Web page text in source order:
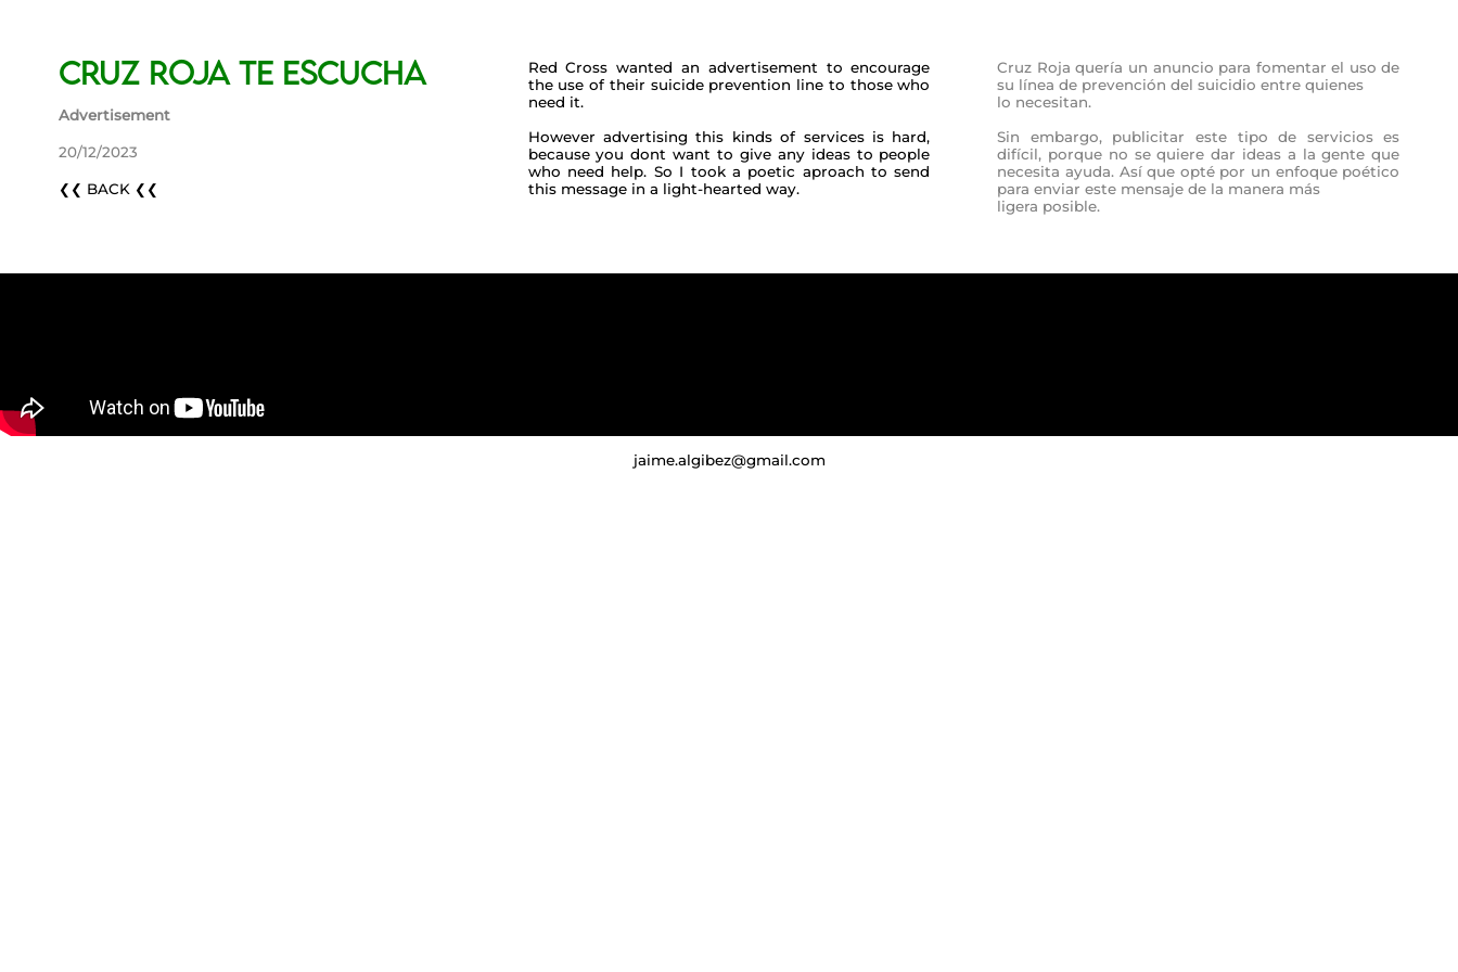
Cruz Roja te escucha
Advertisement
20/12/2023
❮❮ BACK ❮❮
Red Cross wanted an advertisement to encourage
the use of their suicide prevention line to those who
need it.
However advertising this kinds of services is hard,
because you dont want to give any ideas to people
who need help. So I took a poetic aproach to send
this message in a light-hearted way.
Cruz Roja quería un anuncio para fomentar el uso de
su línea de prevención del suicidio entre quienes
lo necesitan.
Sin embargo, publicitar este tipo de servicios es
difícil, porque no se quiere dar ideas a la gente que
necesita ayuda. Así que opté por un enfoque poético
para enviar este mensaje de la manera más
ligera posible.
jaime.algibez@gmail.com